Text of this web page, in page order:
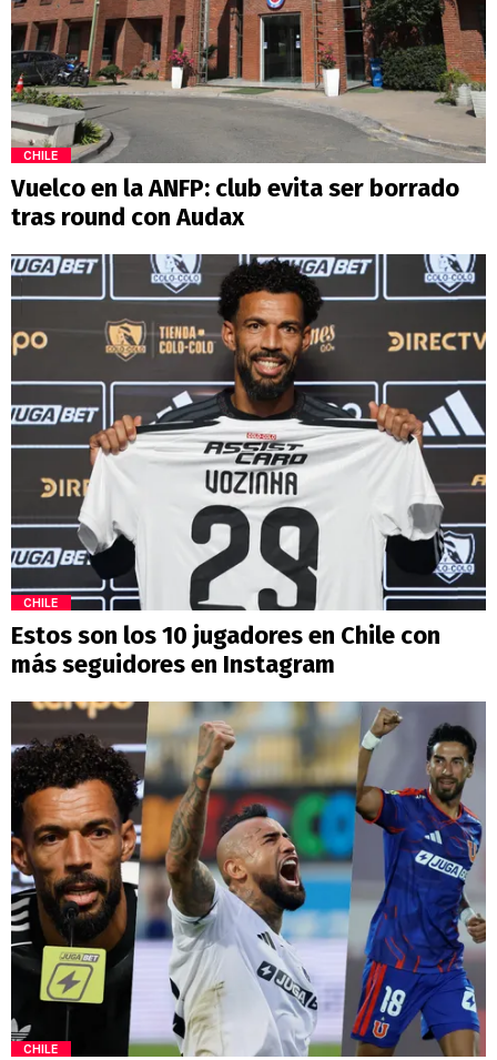
CHILE
Vuelco en la ANFP: club evita ser borrado
tras round con Audax
CHILE
Estos son los 10 jugadores en Chile con
más seguidores en Instagram
CHILE